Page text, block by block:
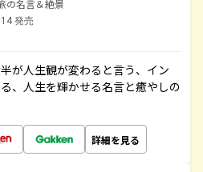
の名言＆絶景
発売
が人生観が変わると言う、イン
、人生を輝かせる名言と癒やしの
詳細を見る